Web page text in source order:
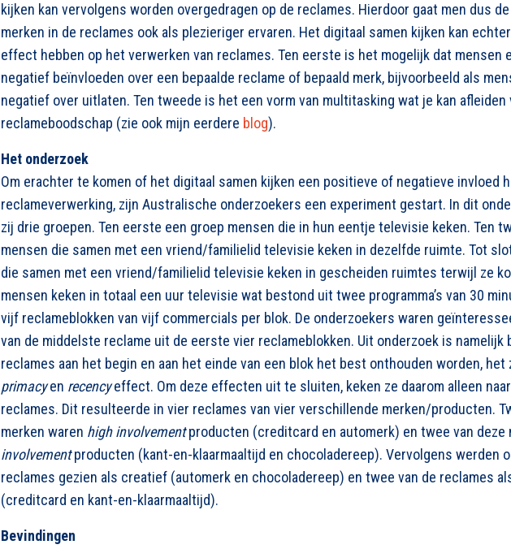
kijken kan vervolgens worden overgedragen op de reclames. Hierdoor gaat men dus
merken in de reclames ook als plezieriger ervaren. Het digitaal samen kijken kan
effect hebben op het verwerken van reclames. Ten eerste is het mogelijk dat mensen
negatief beïnvloeden over een bepaalde reclame of bepaald merk, bijvoorbeeld als
negatief over uitlaten. Ten tweede is het een vorm van multitasking wat je kan afleiden
reclameboodschap (zie ook mijn eerdere blog).
Het onderzoek
Om erachter te komen of het digitaal samen kijken een positieve of negatieve invloed
reclameverwerking, zijn Australische onderzoekers een experiment gestart. In dit
zij drie groepen. Ten eerste een groep mensen die in hun eentje televisie keken. Ten
mensen die samen met een vriend/familielid televisie keken in dezelfde ruimte. Tot
die samen met een vriend/familielid televisie keken in gescheiden ruimtes terwijl ze
mensen keken in totaal een uur televisie wat bestond uit twee programma’s van 30
vijf reclameblokken van vijf commercials per blok. De onderzoekers waren
van de middelste reclame uit de eerste vier reclameblokken. Uit onderzoek is namelijk
reclames aan het begin en aan het einde van een blok het best onthouden worden, het
primacyen recencyeffect. Om deze effecten uit te sluiten, keken ze daarom alleen
reclames. Dit resulteerde in vier reclames van vier verschillende merken/producten.
merken waren high involvementproducten (creditcard en automerk) en twee van deze
involvementproducten (kant-en-klaarmaaltijd en chocoladereep). Vervolgens werden
reclames gezien als creatief (automerk en chocoladereep) en twee van de reclames
(creditcard en kant-en-klaarmaaltijd).
Bevindingen